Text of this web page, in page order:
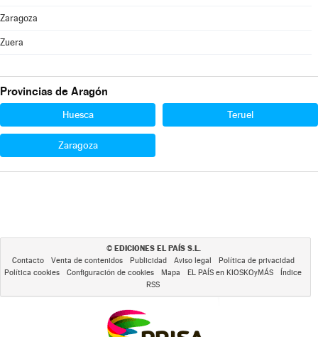
Zaragoza
Zuera
Provincias de Aragón
Huesca Teruel
Zaragoza
© EDICIONES EL PAÍS S.L.
Contacto Venta de contenidos Publicidad Aviso legal
Política de privacidad
Política cookies
Configuración de cookies Mapa EL PAÍS en KIOSKOyMÁS
Índice
RSS